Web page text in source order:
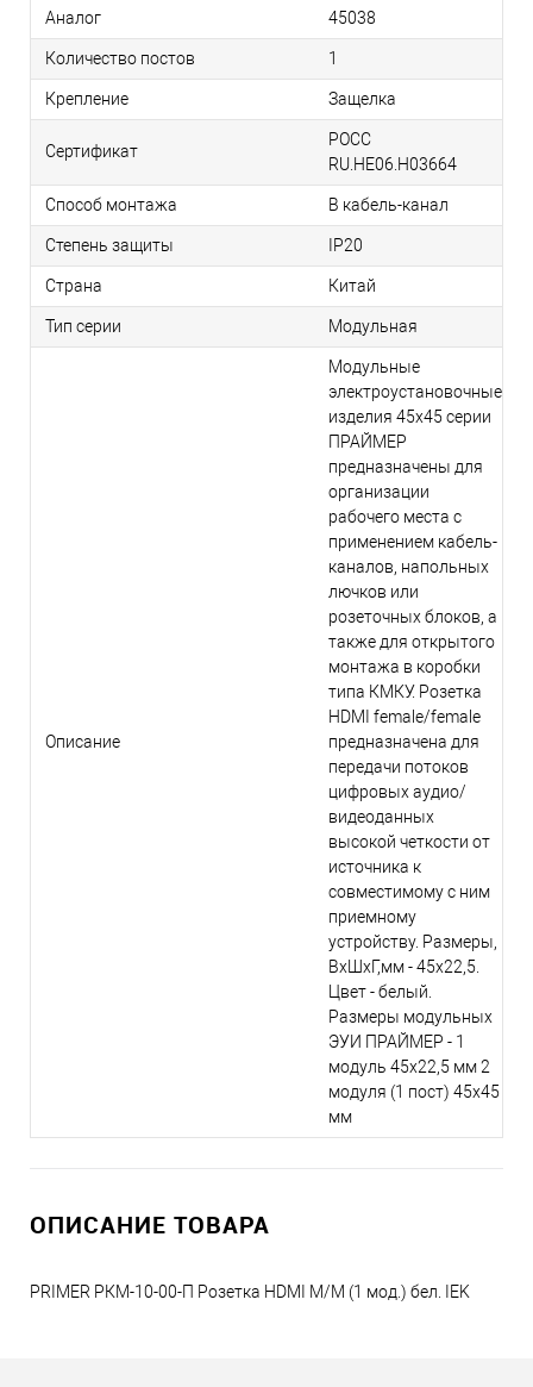
Аналог 45038
Количество постов 1
Крепление Защелка
Сертификат
РОСС
RU.НЕ06.Н03664
Способ монтажа В кабель-канал
Степень защиты IP20
Страна Китай
Тип серии Модульная
Описание
Модульные
электроустановочные
изделия 45х45 серии
ПРАЙМЕР
предназначены для
организации
рабочего места с
применением кабель-
каналов, напольных
лючков или
розеточных блоков, а
также для открытого
монтажа в коробки
типа КМКУ. Розетка
HDMI female/female
предназначена для
передачи потоков
цифровых аудио/
видеоданных
высокой четкости от
источника к
совместимому с ним
приемному
устройству. Размеры,
ВхШхГ,мм - 45х22,5.
Цвет - белый.
Размеры модульных
ЭУИ ПРАЙМЕР - 1
модуль 45х22,5 мм 2
модуля (1 пост) 45х45
мм
ОПИСАНИЕ ТОВАРА
PRIMER РКМ-10-00-П Розетка HDMI M/M (1 мод.) бел. IEK